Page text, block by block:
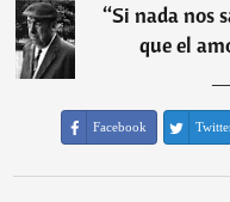
“Si nada nos
que el
Facebook